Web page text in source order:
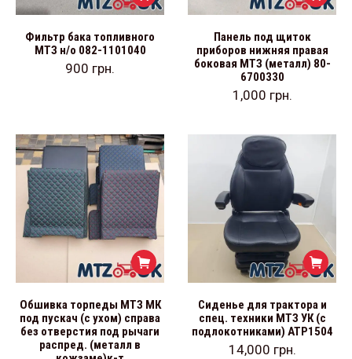
Фильтр бака топливного
МТЗ н/о 082-1101040
900 грн.
Панель под щиток
приборов нижняя правая
боковая МТЗ (металл) 80-
6700330
1,000 грн.
Обшивка торпеды МТЗ МК
под пускач (с ухом) справа
без отверстия под рычаги
распред. (металл в
Сиденье для трактора и
спец. техники МТЗ УК (с
подлокотниками) АТР1504
14,000 грн.